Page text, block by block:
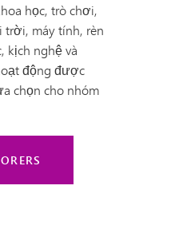
học, trò chơi,
trời, máy tính, rèn
kịch nghệ và
động được
chọn cho nhóm